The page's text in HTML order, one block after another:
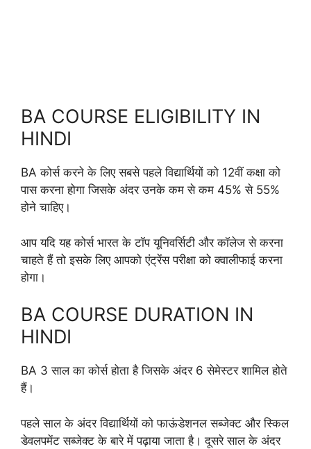
BA COURSE ELIGIBILITY IN
HINDI
BA कोर्स करने के लिए सबसे पहले विद्यार्थियों को 12वीं कक्षा को
पास करना होगा जिसके अंदर उनके कम से कम 45% से 55%
होने चाहिए।
आप यदि यह कोर्स भारत के टॉप यूनिवर्सिटी और कॉलेज से करना
चाहते हैं तो इसके लिए आपको एंट्रेंस परीक्षा को क्वालीफाई करना
होगा।
BA COURSE DURATION IN
HINDI
BA 3 साल का कोर्स होता है जिसके अंदर 6 सेमेस्टर शामिल होते
हैं।
पहले साल के अंदर विद्यार्थियों को फाऊंडेशनल सब्जेक्ट और स्किल
डेवलपमेंट सब्जेक्ट के बारे में पढ़ाया जाता है। दूसरे साल के अंदर